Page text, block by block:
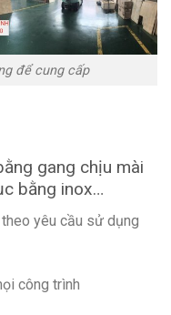
để cung cấp
gang chịu mài
bằng inox…
yêu cầu sử dụng
công trình